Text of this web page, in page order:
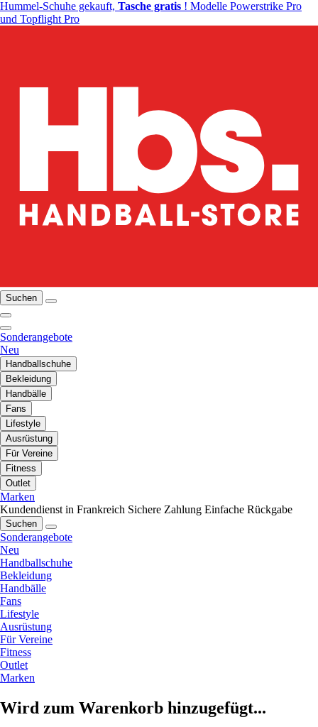
Hummel-Schuhe gekauft, Tasche gratis ! Modelle Powerstrike Pro
und Topflight Pro
Suchen
Sonderangebote
Neu
Handballschuhe
Bekleidung
Handbälle
Fans
Lifestyle
Ausrüstung
Für Vereine
Fitness
Outlet
Marken
Kundendienst in Frankreich Sichere Zahlung Einfache Rückgabe
Suchen
Sonderangebote
Neu
Handballschuhe
Bekleidung
Handbälle
Fans
Lifestyle
Ausrüstung
Für Vereine
Fitness
Outlet
Marken
Wird zum Warenkorb hinzugefügt...